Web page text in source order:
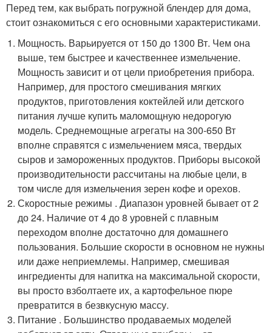
Перед тем, как выбрать погружной блендер для дома,
стоит ознакомиться с его основными характеристиками.
Мощность. Варьируется от 150 до 1300 Вт. Чем она
выше, тем быстрее и качественнее измельчение.
Мощность зависит и от цели приобретения прибора.
Например, для простого смешивания мягких
продуктов, приготовления коктейлей или детского
питания лучше купить маломощную недорогую
модель. Среднемощные агрегаты на 300-650 Вт
вполне справятся с измельчением мяса, твердых
сыров и замороженных продуктов. Приборы высокой
производительности рассчитаны на любые цели, в
том числе для измельчения зерен кофе и орехов.
Скоростные режимы . Диапазон уровней бывает от 2
до 24. Наличие от 4 до 8 уровней с плавным
переходом вполне достаточно для домашнего
пользования. Большие скорости в основном не нужны
или даже неприемлемы. Например, смешивая
ингредиенты для напитка на максимальной скорости,
вы просто взболтаете их, а картофельное пюре
превратится в безвкусную массу.
Питание . Большинство продаваемых моделей